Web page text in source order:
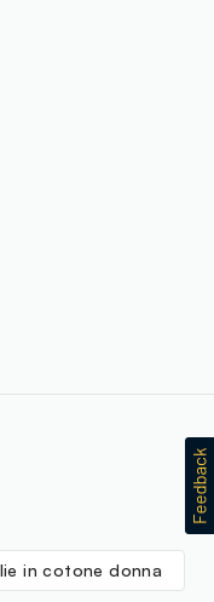
in cotone donna